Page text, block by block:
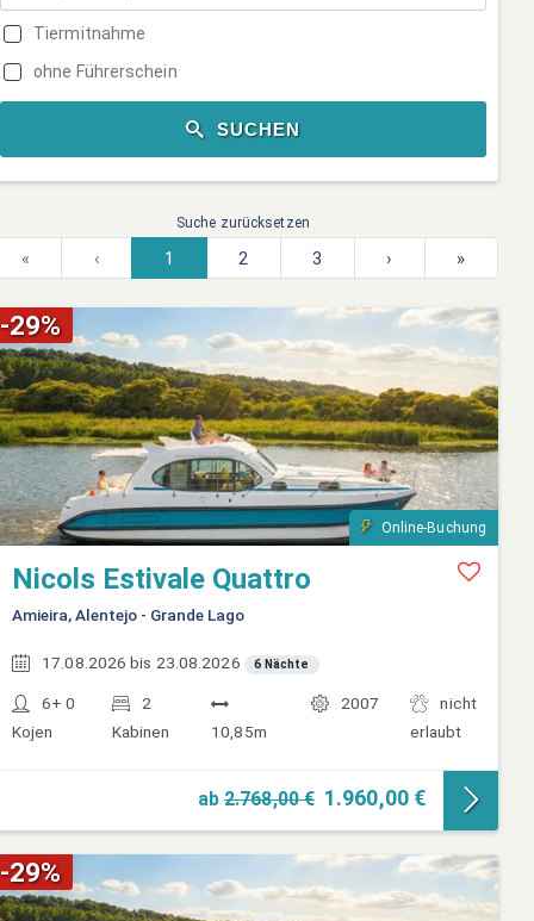
Tiermitnahme
ohne Führerschein
SUCHEN
Suche zurücksetzen
« ‹ 1 2 3 › »
-29%
Online-Buchung
Nicols Estivale Quattro
Amieira, Alentejo - Grande Lago
17.08.2026 bis 23.08.2026 6 Nächte
6+ 0
Kojen
2
Kabinen
10,85m
2007
nicht
erlaubt
ab 2.768,00 € 1.960,00 €
-29%